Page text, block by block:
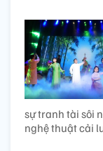
sự tranh tài sôi
nghệ thuật cải